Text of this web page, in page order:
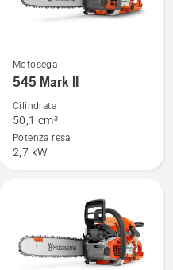
Vedi
maggiori
su
545
Mark
Motosega
545 Mark II
Cilindrata
50,1 cm³
Potenza resa
2,7 kW